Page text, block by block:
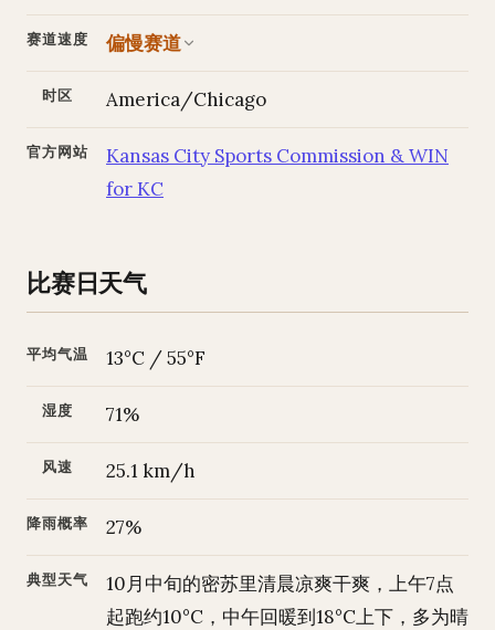
赛道速度 偏慢赛道
时区 America/Chicago
官方网站
Kansas City Sports Commission & WIN
for KC
比赛日天气
平均气温 13°C / 55°F
湿度 71%
风速 25.1 km/h
降雨概率 27%
典型天气
10月中旬的密苏里清晨凉爽干爽，上午7点
起跑约10°C，中午回暖到18°C上下，多为晴